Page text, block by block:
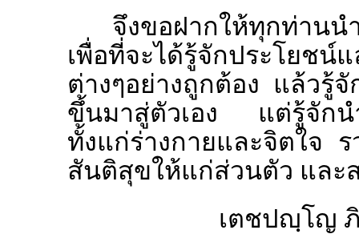
จึงขอฝากให้ทุกท่านน
เพื่อที่จะได้รู้จักประโยชน์
ต่างๆอย่างถูกต้อง แล้วรู้จั
ขึ้นมาสู่ตัวเอง แต่รู้จักน
ทั้งแก่ร่างกายและจิตใจ
สันติสุขให้แก่ส่วนตัว และ
เตชปญฺโญ